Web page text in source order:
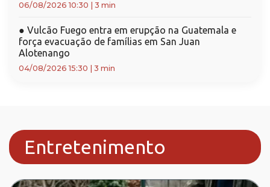
06/08/2026 10:30 3 min
● Vulcão Fuego entra em erupção na Guatemala e
força evacuação de famílias em San Juan
Alotenango
04/08/2026 15:30 3 min
Entretenimento